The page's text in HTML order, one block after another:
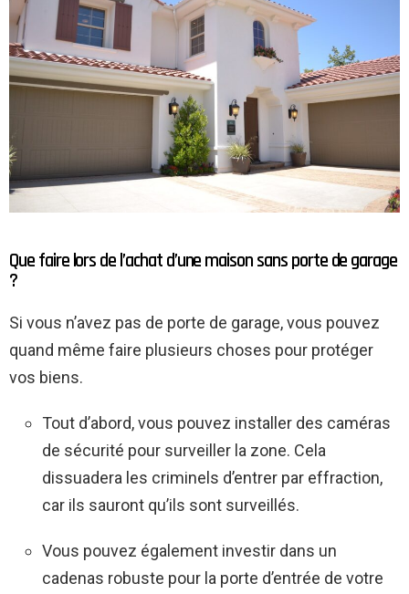
Que faire lors de l’achat d’une maison sans porte de garage
?
Si vous n’avez pas de porte de garage, vous pouvez
quand même faire plusieurs choses pour protéger
vos biens.
Tout d’abord, vous pouvez installer des caméras
de sécurité pour surveiller la zone. Cela
dissuadera les criminels d’entrer par effraction,
car ils sauront qu’ils sont surveillés.
Vous pouvez également investir dans un
cadenas robuste pour la porte d’entrée de votre